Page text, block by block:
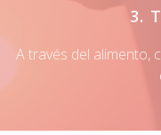
3.
A través del alimento,